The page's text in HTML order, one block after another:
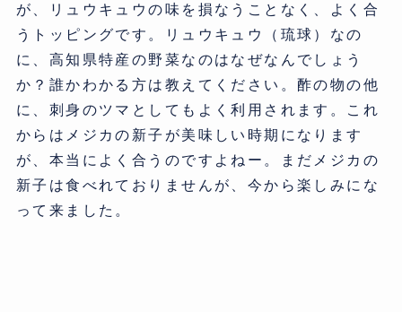
が、リュウキュウの味を損なうことなく、よく合
うトッピングです。リュウキュウ（琉球）なの
に、高知県特産の野菜なのはなぜなんでしょう
か？誰かわかる方は教えてください。酢の物の他
に、刺身のツマとしてもよく利用されます。これ
からはメジカの新子が美味しい時期になります
が、本当によく合うのですよねー。まだメジカの
新子は食べれておりませんが、今から楽しみにな
って来ました。